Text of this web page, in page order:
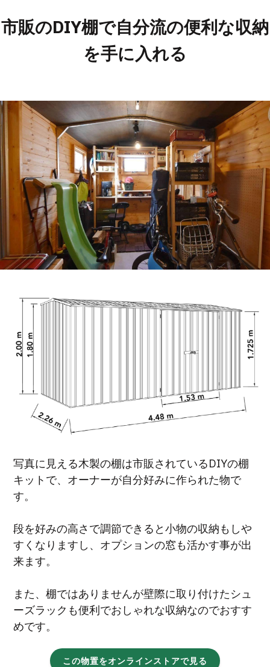
市販のDIY棚で自分流の便利な収納
を手に入れる
写真に見える木製の棚は市販されているDIYの棚
キットで、オーナーが自分好みに作られた物で
す。
段を好みの高さで調節できると小物の収納もしや
すくなりますし、オプションの窓も活かす事が出
来ます。
また、棚ではありませんが壁際に取り付けたシュ
ーズラックも便利でおしゃれな収納なのでおすす
めです。
この物置をオンラインストアで見る